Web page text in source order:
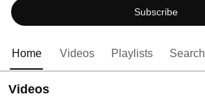
Subscribe
Home Videos Playlists Search
Videos